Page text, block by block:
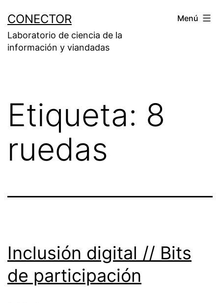
contenido
CONECTOR
Laboratorio de ciencia de la
información y viandadas
Menú
Etiqueta: 8
ruedas
Inclusión digital // Bits
de participación